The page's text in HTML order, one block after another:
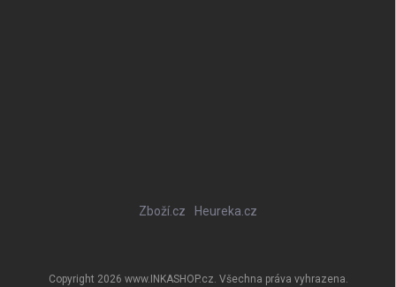
Zboží.cz Heureka.cz
Copyright 2026 www.INKASHOP.cz. Všechna práva vyhrazena.